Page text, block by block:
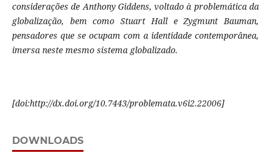
considerações de Anthony Giddens, voltado à problemática da
globalização, bem como Stuart Hall e Zygmunt Bauman,
pensadores que se ocupam com a identidade contemporânea,
imersa neste mesmo sistema globalizado.
[doi:http://dx.doi.org/10.7443/problemata.v6i2.22006]
DOWNLOADS